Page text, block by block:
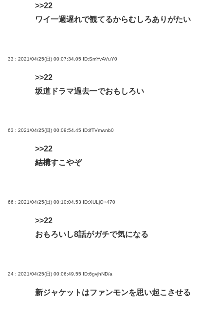
>>22
ワイ一週遅れで観てるからむしろありがたい
33 : 2021/04/25(日) 00:07:34.05 ID:SmYvAVuY0
>>22
坂道ドラマ過去一でおもしろい
63 : 2021/04/25(日) 00:09:54.45 ID:ifTVmwnb0
>>22
結構すこやぞ
66 : 2021/04/25(日) 00:10:04.53 ID:XULjO+470
>>22
おもろいし8話がガチで気になる
24 : 2021/04/25(日) 00:06:49.55 ID:6gvjhND/a
新ジャケットはファンモンを思い起こさせる